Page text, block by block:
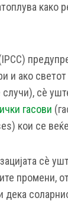
како
и ако
сè
гасови
кои се
сè
промени,
дека